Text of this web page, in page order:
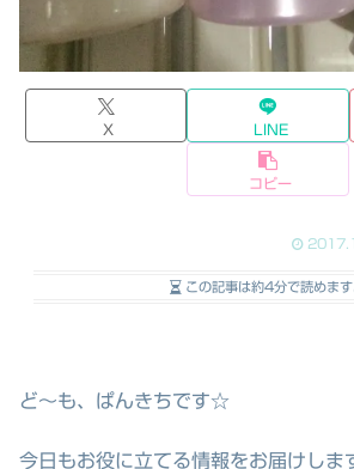
X LINE
コピー
この記事は約4分で読めます
ど～も、ぱんきちです☆
今日もお役に立てる情報をお届けしま